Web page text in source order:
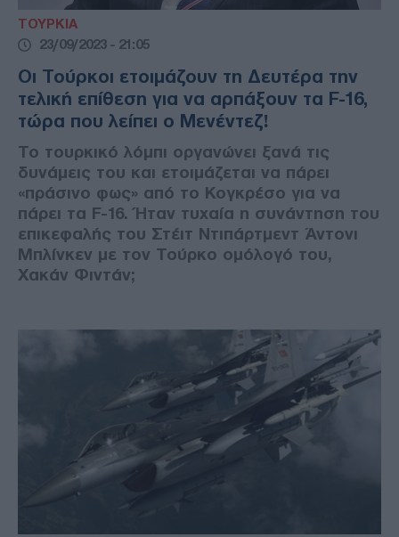
ΤΟΥΡΚΙΑ
23/09/2023 - 21:05
Οι Τούρκοι ετοιμάζουν τη Δευτέρα την
τελική επίθεση για να αρπάξουν τα F-16,
τώρα που λείπει ο Μενέντεζ!
Το τουρκικό λόμπι οργανώνει ξανά τις
δυνάμεις του και ετοιμάζεται να πάρει
«πράσινο φως» από το Κογκρέσο για να
πάρει τα F-16. Ήταν τυχαία η συνάντηση του
επικεφαλής του Στέιτ Ντιπάρτμεντ Άντονι
Μπλίνκεν με τον Τούρκο ομόλογό του,
Χακάν Φιντάν;